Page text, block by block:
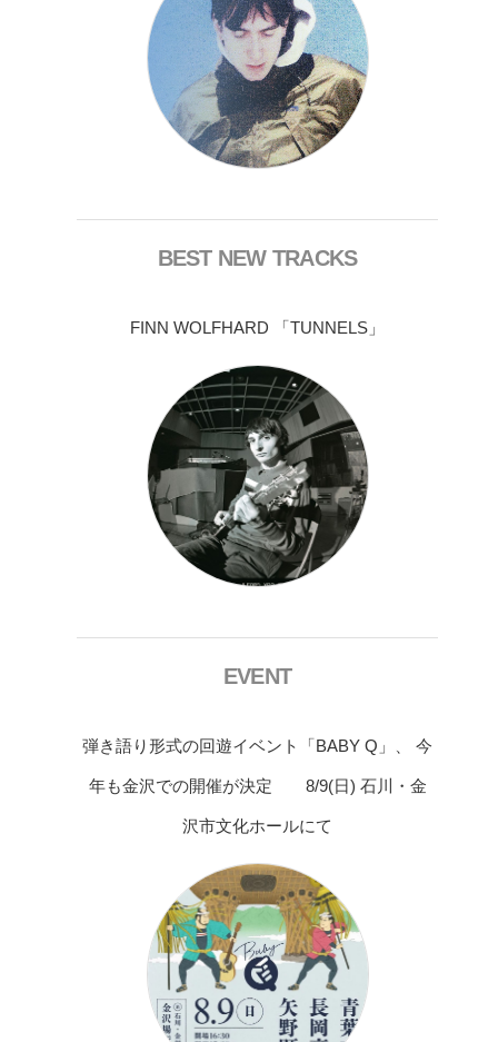
BEST NEW TRACKS
FINN WOLFHARD 「TUNNELS」
EVENT
弾き語り形式の回遊イベント「BABY Q」、 今
年も金沢での開催が決定 8/9(日) 石川・金
沢市文化ホールにて